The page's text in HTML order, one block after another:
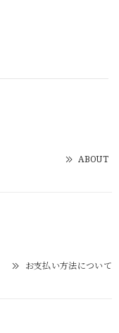
ABOUT
お支払い方法について